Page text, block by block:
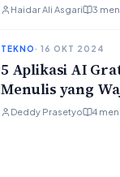
Tahu (22–30
Haidar Ali Asgari 3
TEKNO· 16 OKT 2024
5 Aplikasi AI
Menulis yang
Deddy Prasetyo 4